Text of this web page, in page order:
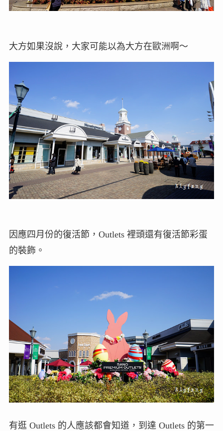
大方如果沒說，大家可能以為大方在歐洲啊～
因應四月份的復活節，Outlets 裡頭還有復活節彩蛋
的裝飾。
有逛 Outlets 的人應該都會知道，到達 Outlets 的第一